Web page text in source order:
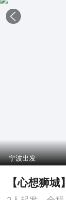
宁波出发
【心想狮